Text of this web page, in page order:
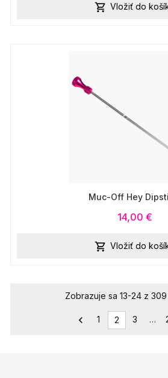
 Vložiť do
Muc-Off Hey
14,00 €
 Vložiť do
Zobrazuje sa 13-24 z
 1 2 3 …